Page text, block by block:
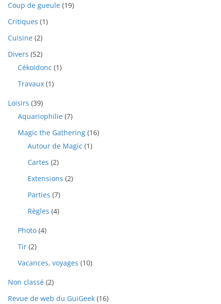
Coup de gueule (19)
Critiques (1)
Cuisine (2)
Divers (52)
Cékoidonc (1)
Travaux (1)
Loisirs (39)
Aquariophilie (7)
Magic the Gathering (16)
Autour de Magic (1)
Cartes (2)
Extensions (2)
Parties (7)
Règles (4)
Photo (4)
Tir (2)
Vacances, voyages (10)
Non classé (2)
Revue de web du GuiGeek (16)